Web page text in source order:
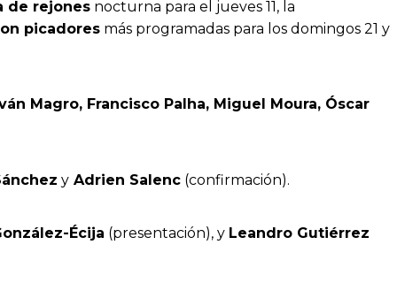
de rejones nocturna para el jueves 11, la
picadores más programadas para los domingos 21 y
Magro, Francisco Palha, Miguel Moura, Óscar
y Adrien Salenc (confirmación).
Écija (presentación), y Leandro Gutiérrez